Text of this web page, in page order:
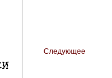
Следующее